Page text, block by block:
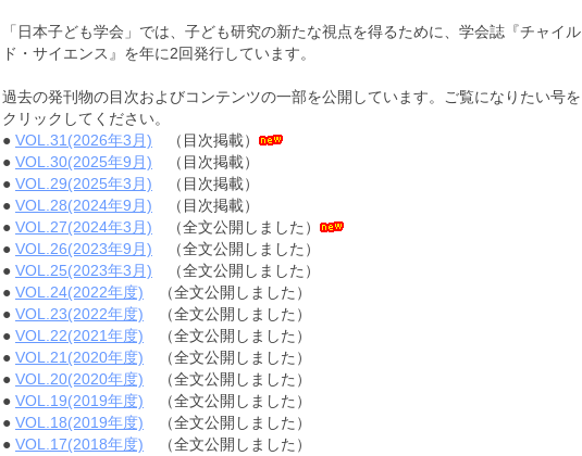
も
た
の
健
や
か
な
成
り
を
支
援
し
ま
す
「日本子ども学会」では、子ども研究の新たな視点を得るために、学会誌『チャイル
ド・サイエンス』を年に2回発行しています。
過去の発刊物の目次およびコンテンツの一部を公開しています。ご覧になりたい号を
クリックしてください。
● VOL.31(2026年3月) （目次掲載）
● VOL.30(2025年9月) （目次掲載）
● VOL.29(2025年3月) （目次掲載）
● VOL.28(2024年9月) （目次掲載）
● VOL.27(2024年3月) （全文公開しました）
● VOL.26(2023年9月) （全文公開しました）
● VOL.25(2023年3月) （全文公開しました）
● VOL.24(2022年度) （全文公開しました）
● VOL.23(2022年度) （全文公開しました）
● VOL.22(2021年度) （全文公開しました）
● VOL.21(2020年度) （全文公開しました）
● VOL.20(2020年度) （全文公開しました）
● VOL.19(2019年度) （全文公開しました）
● VOL.18(2019年度) （全文公開しました）
● VOL.17(2018年度) （全文公開しました）